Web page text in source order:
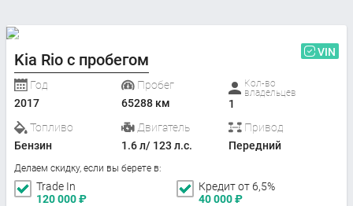
Kia Rio с пробегом VIN
Год
2017
Пробег
65288 км
Кол-во
владельцев
1
Топливо
Бензин
Двигатель
1.6 л/ 123 л.с.
Привод
Передний
Делаем скидку, если вы берете в:
Trade In
120 000₽
Кредит от 6,5%
40 000₽